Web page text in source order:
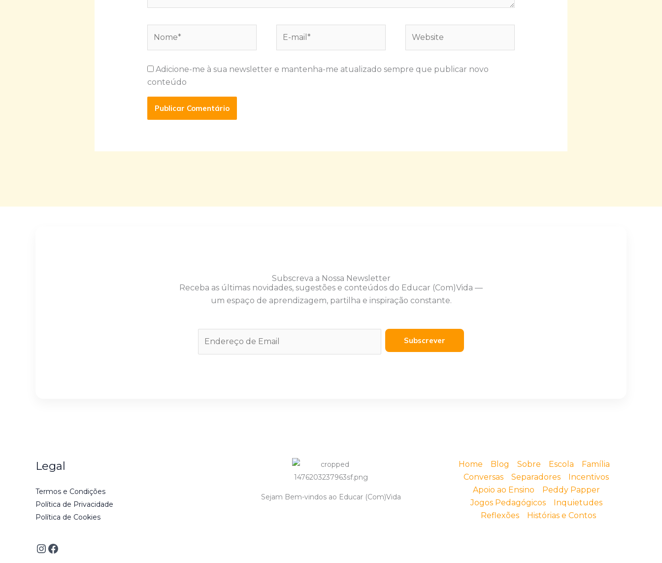
mail*
Adicione-me à sua newsletter e mantenha-me atualizado sempre que publicar novo
conteúdo
Subscreva a Nossa Newsletter
Receba as últimas novidades, sugestões e conteúdos do Educar (Com)Vida —
um espaço de aprendizagem, partilha e inspiração constante.
Subscrever
Legal
Termos e Condições
Política de Privacidade
Política de Cookies
Sejam Bem-vindos ao Educar (Com)Vida
Home Blog Sobre Escola
Família
Conversas
Separadores
Incentivos
Apoio ao Ensino
Peddy Papper
Jogos Pedagógicos
Inquietudes
Reflexões
Histórias e Contos